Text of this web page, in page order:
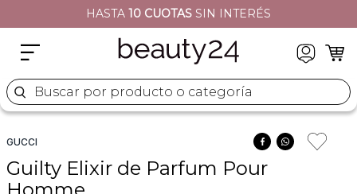
HASTA 10 CUOTAS SIN INTERÉS
Buscar por producto o categoría
GUCCI
Guilty Elixir de Parfum Pour
naj oleari
5. versace